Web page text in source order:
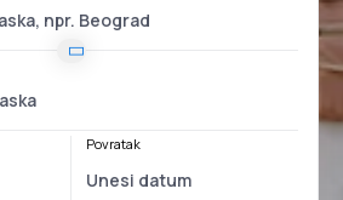
Povratak